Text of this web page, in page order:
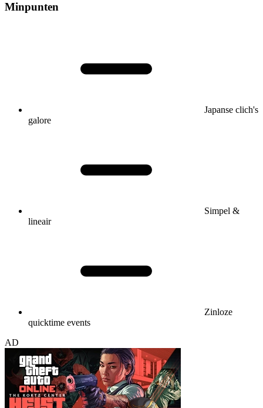
Minpunten
Japanse clich's
galore
Simpel &
lineair
Zinloze
quicktime events
AD